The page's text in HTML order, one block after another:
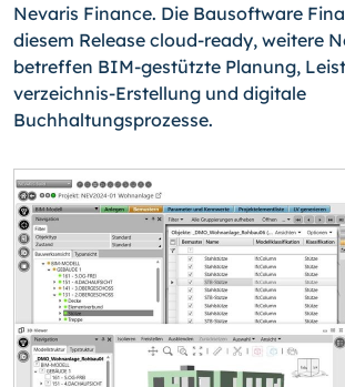
Nevaris Finance. Die Bausoftware
diesem Release cloud-ready, weitere
betreffen BIM-gestützte Planung,
verzeichnis-Erstellung und digitale
Buchhaltungsprozesse.